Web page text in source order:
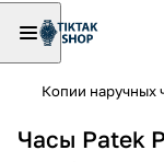
Копии наручных
Часы Patek